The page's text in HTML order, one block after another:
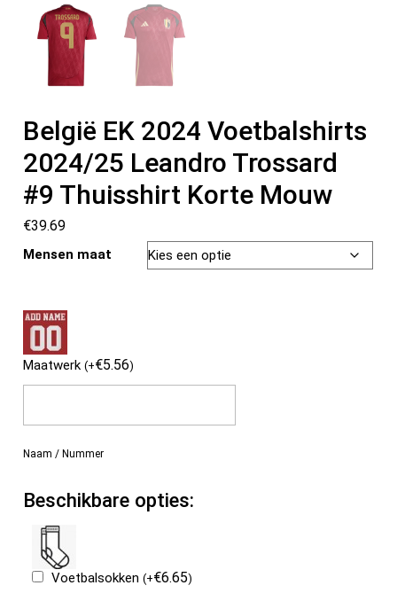
België EK 2024 Voetbalshirts
2024/25 Leandro Trossard
#9 Thuisshirt Korte Mouw
€39.69
Mensen maat
Maatwerk(+€5.56)
Naam / Nummer
Beschikbare opties:
Voetbalsokken(+€6.65)